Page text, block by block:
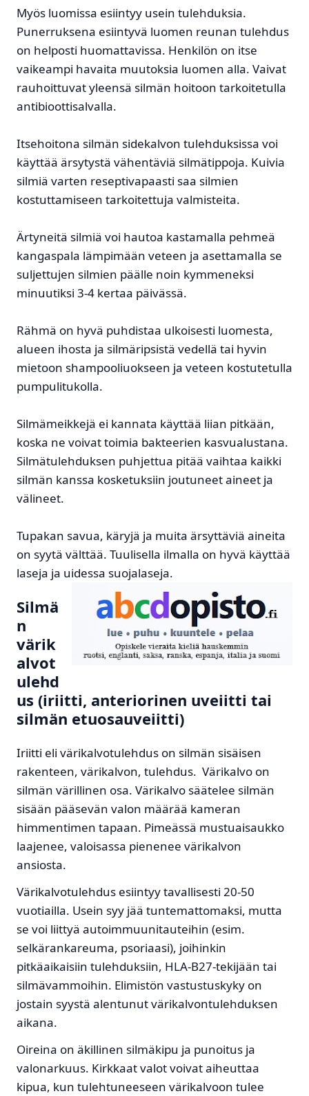
Myös luomissa esiintyy usein tulehduksia.
Punerruksena esiintyvä luomen reunan tulehdus
on helposti huomattavissa. Henkilön on itse
vaikeampi havaita muutoksia luomen alla. Vaivat
rauhoittuvat yleensä silmän hoitoon tarkoitetulla
antibioottisalvalla.
Itsehoitona silmän sidekalvon tulehduksissa voi
käyttää ärsytystä vähentäviä silmätippoja. Kuivia
silmiä varten reseptivapaasti saa silmien
kostuttamiseen tarkoitettuja valmisteita.
Ärtyneitä silmiä voi hautoa kastamalla pehmeä
kangaspala lämpimään veteen ja asettamalla se
suljettujen silmien päälle noin kymmeneksi
minuutiksi 3-4 kertaa päivässä.
Rähmä on hyvä puhdistaa ulkoisesti luomesta,
alueen ihosta ja silmäripsistä vedellä tai hyvin
mietoon shampooliuokseen ja veteen kostutetulla
pumpulitukolla.
Silmämeikkejä ei kannata käyttää liian pitkään,
koska ne voivat toimia bakteerien kasvualustana.
Silmätulehduksen puhjettua pitää vaihtaa kaikki
silmän kanssa kosketuksiin joutuneet aineet ja
välineet.
Tupakan savua, käryjä ja muita ärsyttäviä aineita
on syytä välttää. Tuulisella ilmalla on hyvä käyttää
laseja ja uidessa suojalaseja.
Silmä
n
värik
alvot
ulehd
us (iriitti, anteriorinen uveiitti tai
silmän etuosauveiitti)
Iriitti eli värikalvotulehdus on silmän sisäisen
rakenteen, värikalvon, tulehdus. Värikalvo on
silmän värillinen osa. Värikalvo säätelee silmän
sisään pääsevän valon määrää kameran
himmentimen tapaan. Pimeässä mustuaisaukko
laajenee, valoisassa pienenee värikalvon
ansiosta.
Värikalvotulehdus esiintyy tavallisesti 20-50
vuotiailla. Usein syy jää tuntemattomaksi, mutta
se voi liittyä autoimmuunitauteihin (esim.
selkärankareuma, psoriaasi), joihinkin
pitkäaikaisiin tulehduksiin, HLA-B27-tekijään tai
silmävammoihin. Elimistön vastustuskyky on
jostain syystä alentunut värikalvontulehduksen
aikana.
Oireina on äkillinen silmäkipu ja punoitus ja
valonarkuus. Kirkkaat valot voivat aiheuttaa
kipua, kun tulehtuneeseen värikalvoon tulee